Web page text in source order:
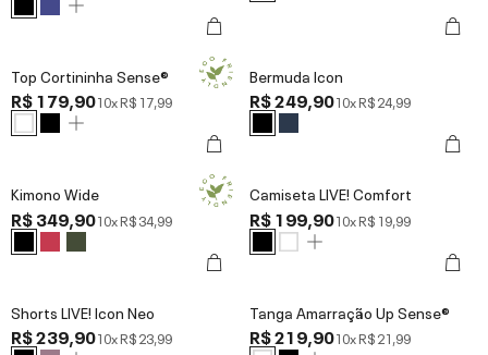
Top Cortininha Sense®
R$ 179,9010xR$ 17,99
Bermuda Icon
R$ 249,9010xR$ 24,99
Kimono Wide
R$ 349,9010xR$ 34,99
Camiseta LIVE! Comfort
R$ 199,9010xR$ 19,99
Shorts LIVE! Icon Neo
R$ 239,9010xR$ 23,99
Tanga Amarração Up Sense®
R$ 219,9010xR$ 21,99